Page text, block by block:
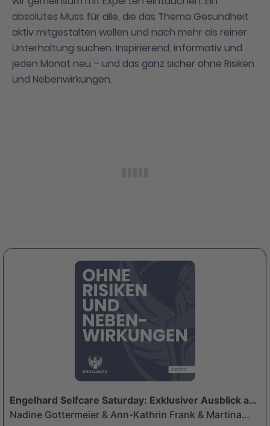
absolutes Muss für alle, die das Thema Gesundheit
aktiv mitgestalten wollen und nach mehr als reiner
Unterhaltung suchen. Inspirierend, informativ und
jeden Monat neu – und das ganz sicher ohne Risiken
und Nebenwirkungen.